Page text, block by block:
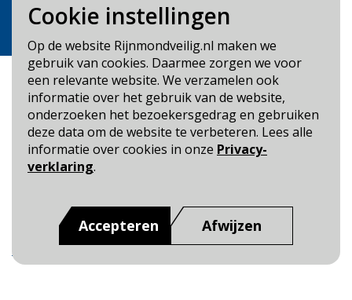
Cookie instellingen
Op de website Rijnmondveilig.nl maken we
gebruik van cookies. Daarmee zorgen we voor
een relevante website. We verzamelen ook
informatie over het gebruik van de website,
onderzoeken het bezoekersgedrag en gebruiken
deze data om de website te verbeteren. Lees alle
informatie over cookies in onze Privacy-
verklaring.
Accepteren Afwijzen
Veilig Leven?
Bel 0900-8387
Blijf op de hoogte
Dit is een website van :Veiligheidsregio Rotterdam-
Rijnmond